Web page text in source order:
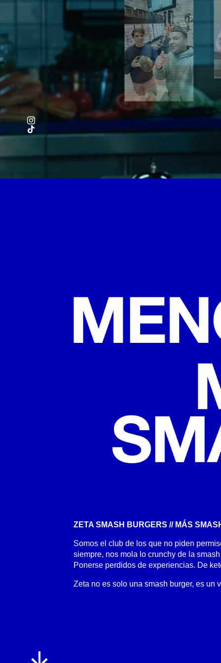
ZETA SMASH BURGERS // MÁS
Somos el club de los que no piden
siempre, nos mola lo crunchy de la
Ponerse perdidos de experiencias. De
Zeta no es solo una smash burger, es un